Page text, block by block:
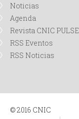
Noticias
Agenda
Revista CNIC PULSE
RSS Eventos
RSS Noticias
© 2016 CNIC